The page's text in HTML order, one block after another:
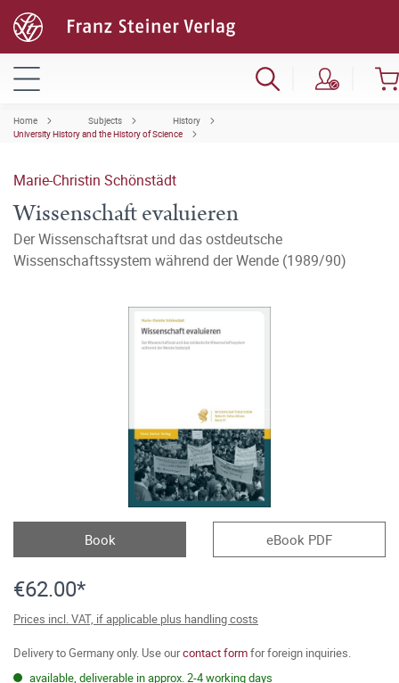
Home Subjects
History
University History and the History of Science
Marie-Christin Schönstädt
Wissenschaft evaluieren
Der Wissenschaftsrat und das ostdeutsche
Wissenschaftssystem während der Wende (1989/90)
Book eBook PDF
€62.00*
Prices incl. VAT, if applicable plus handling costs
Delivery to Germany only. Use ourcontact formfor foreign inquiries.
available, deliverable in approx. 2-4 working days